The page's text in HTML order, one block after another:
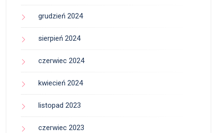
grudzień 2024
sierpień 2024
czerwiec 2024
kwiecień 2024
listopad 2023
czerwiec 2023